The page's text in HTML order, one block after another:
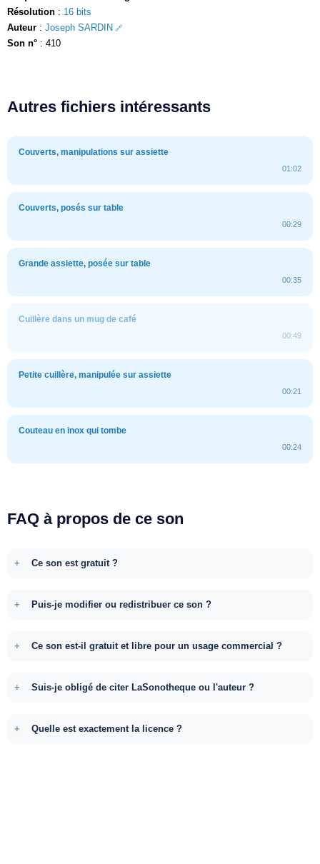
Résolution : 16 bits
Auteur : Joseph SARDIN
Son n° : 410
Autres fichiers intéressants
Couverts, manipulations sur assiette
01:02
Couverts, posés sur table
00:29
Grande assiette, posée sur table
00:35
Cuillère dans un mug de café
00:49
Petite cuillère, manipulée sur assiette
00:21
Couteau en inox qui tombe
00:24
FAQ à propos de ce son
Ce son est gratuit ?
Puis-je modifier ou redistribuer ce son ?
Ce son est-il gratuit et libre pour un usage commercial ?
Suis-je obligé de citer LaSonotheque ou l'auteur ?
Quelle est exactement la licence ?